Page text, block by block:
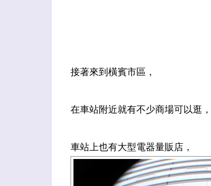
接著來到橫賓市區，
在車站附近就有不少商場可以逛，
車站上也有大型電器量販店，